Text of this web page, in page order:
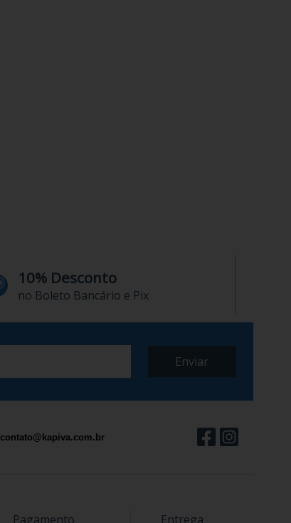
10% Desconto
no Boleto Bancário e Pix
contato@kapiva.com.br
Pagamento Entrega